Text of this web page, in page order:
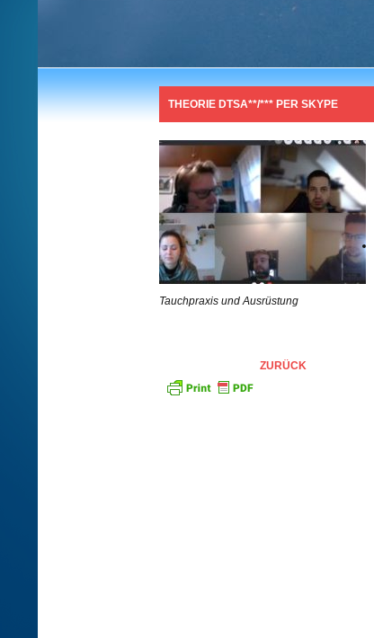
THEORIE DTSA**/*** PER SKYPE
Tauchpraxis und Ausrüstung
ZURÜCK